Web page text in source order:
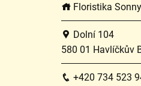
Floristika
Dolní 104
580 01 Havlíčkův
+420 734 523